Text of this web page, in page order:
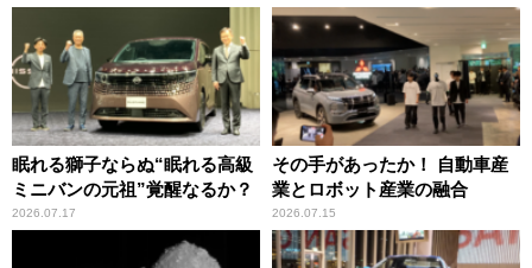
眠れる獅子ならぬ“眠れる高級
ミニバンの元祖”覚醒なるか？
2026.07.17
その手があったか！ 自動車産
業とロボット産業の融合
2026.07.15